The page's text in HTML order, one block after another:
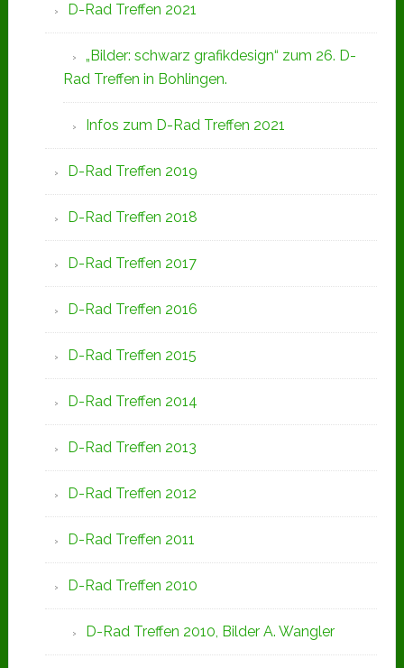
D-Rad Treffen 2021
„Bilder: schwarz grafikdesign“ zum 26. D-
Rad Treffen in Bohlingen.
Infos zum D-Rad Treffen 2021
D-Rad Treffen 2019
D-Rad Treffen 2018
D-Rad Treffen 2017
D-Rad Treffen 2016
D-Rad Treffen 2015
D-Rad Treffen 2014
D-Rad Treffen 2013
D-Rad Treffen 2012
D-Rad Treffen 2011
D-Rad Treffen 2010
D-Rad Treffen 2010, Bilder A. Wangler